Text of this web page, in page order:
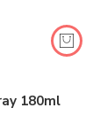
180ml